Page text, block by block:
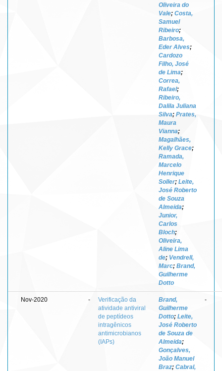
Oliveira do
Vale; Costa,
Samuel
Ribeiro;
Barbosa,
Eder Alves;
Cardozo
Filho, José
de Lima;
Correa,
Rafael;
Ribeiro,
Dalila Juliana
Silva; Prates,
Maura
Vianna;
Magalhães,
Kelly Grace;
Ramada,
Marcelo
Henrique
Soller; Leite,
José Roberto
de Souza
Almeida;
Junior,
Carlos
Bloch;
Oliveira,
Aline Lima
de; Vendrell,
Marc; Brand,
Guilherme
Dotto
Nov-2020 -
Verificação da
atividade antiviral
de peptídeos
intragênicos
antimicrobianos
(IAPs)
Brand,
Guilherme
Dotto; Leite,
José Roberto
de Souza de
Almeida;
Gonçalves,
João Manuel
Braz; Cabral,
-